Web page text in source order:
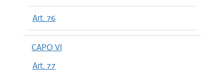
Art. 76
CAPO VI
Art. 77